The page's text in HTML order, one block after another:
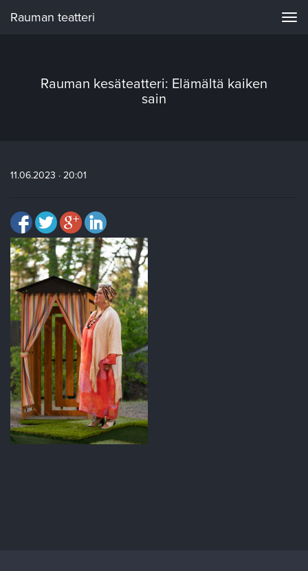
Rauman teatteri
Rauman kesäteatteri: Elämältä kaiken
sain
11.06.2023 · 20:01